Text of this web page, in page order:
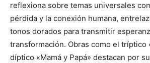
reflexiona sobre temas universales
pérdida y la conexión humana,
tonos dorados para transmitir
transformación. Obras como el tríptico
díptico «Mamá y Papá» destacan por